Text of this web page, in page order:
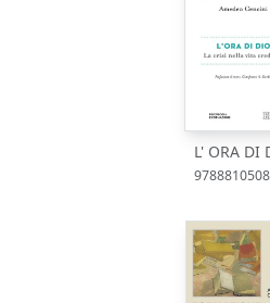
L' ORA DI